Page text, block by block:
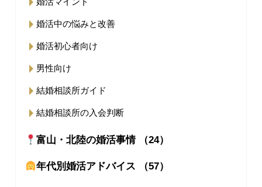
婚活中の悩みと改善
婚活初心者向け
男性向け
結婚相談所ガイド
結婚相談所の入会判断
富山・北陸の婚活事情 （24）
年代別婚活アドバイス （57）